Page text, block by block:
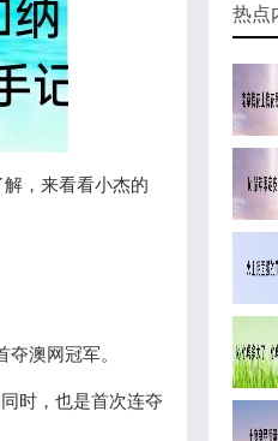
，来看看小杰的
澳网冠军。
时，也是首次连夺
热点